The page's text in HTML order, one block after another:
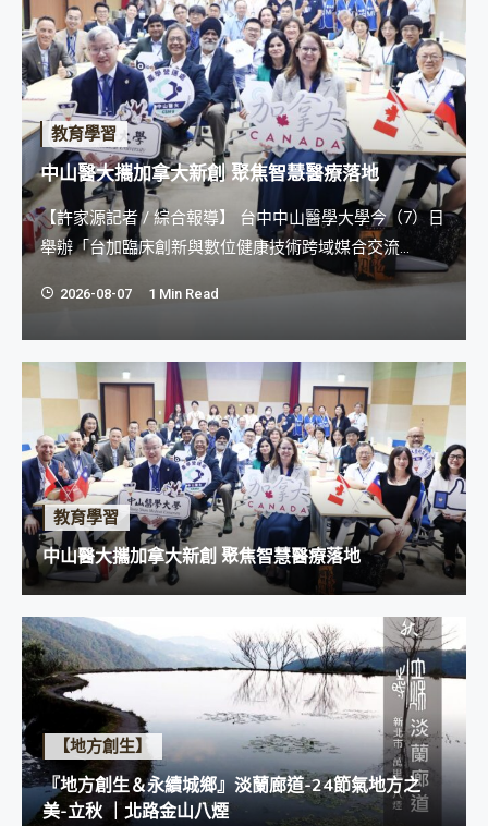
教育學習
中山醫大攜加拿大新創 聚焦智慧醫療落地
【許家源記者 / 綜合報導】 台中中山醫學大學今（7）日
舉辦「台加臨床創新與數位健康技術跨域媒合交流
2026-08-07 1 Min Read
教育學習
中山醫大攜加拿大新創 聚焦智慧醫療落地
【地方創生】
『地方創生＆永續城鄉』淡蘭廊道-24節氣地方之
美-立秋 ｜北路金山八煙